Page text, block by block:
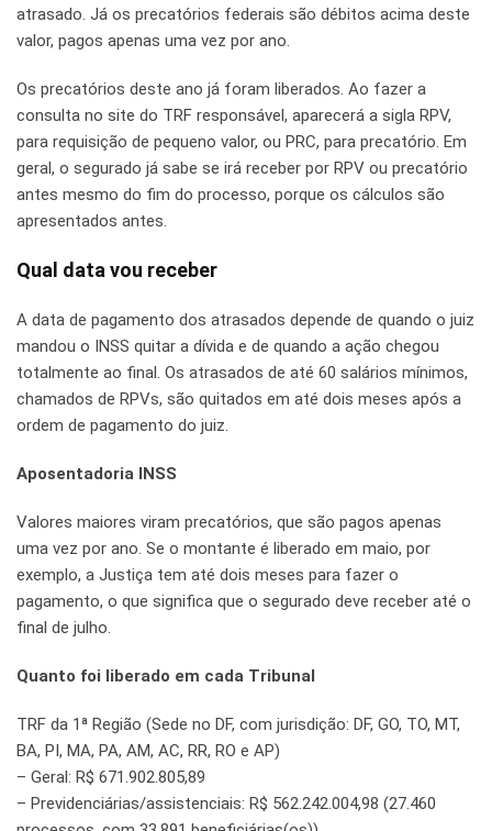
atrasado. Já os precatórios federais são débitos acima deste
valor, pagos apenas uma vez por ano.
Os precatórios deste ano já foram liberados. Ao fazer a
consulta no site do TRF responsável, aparecerá a sigla RPV,
para requisição de pequeno valor, ou PRC, para precatório. Em
geral, o segurado já sabe se irá receber por RPV ou precatório
antes mesmo do fim do processo, porque os cálculos são
apresentados antes.
Qual data vou receber
A data de pagamento dos atrasados depende de quando o juiz
mandou o INSS quitar a dívida e de quando a ação chegou
totalmente ao final. Os atrasados de até 60 salários mínimos,
chamados de RPVs, são quitados em até dois meses após a
ordem de pagamento do juiz.
Aposentadoria INSS
Valores maiores viram precatórios, que são pagos apenas
uma vez por ano. Se o montante é liberado em maio, por
exemplo, a Justiça tem até dois meses para fazer o
pagamento, o que significa que o segurado deve receber até o
final de julho.
Quanto foi liberado em cada Tribunal
TRF da 1ª Região (Sede no DF, com jurisdição: DF, GO, TO, MT,
BA, PI, MA, PA, AM, AC, RR, RO e AP)
– Geral: R$ 671.902.805,89
– Previdenciárias/assistenciais: R$ 562.242.004,98 (27.460